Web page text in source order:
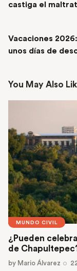
castiga el
Vacaciones
unos días de
You May Also
MUNDO CIVIL
¿Pueden
de
by Mario Álvarez